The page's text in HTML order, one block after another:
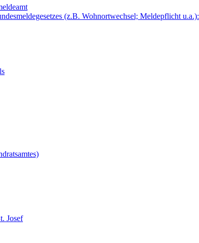
(z.B. Wohnortwechsel; Meldepflicht u.a.):
Josef